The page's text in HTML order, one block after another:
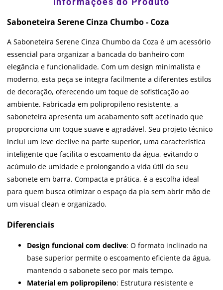
Saboneteira Serene Cinza Chumbo - Coza
A Saboneteira Serene Cinza Chumbo da Coza é um acessório
essencial para organizar a bancada do banheiro com
elegância e funcionalidade. Com um design minimalista e
moderno, esta peça se integra facilmente a diferentes estilos
de decoração, oferecendo um toque de sofisticação ao
ambiente. Fabricada em polipropileno resistente, a
saboneteira apresenta um acabamento soft acetinado que
proporciona um toque suave e agradável. Seu projeto técnico
inclui um leve declive na parte superior, uma característica
inteligente que facilita o escoamento da água, evitando o
acúmulo de umidade e prolongando a vida útil do seu
sabonete em barra. Compacta e prática, é a escolha ideal
para quem busca otimizar o espaço da pia sem abrir mão de
um visual clean e organizado.
Diferenciais
Design funcional com declive: O formato inclinado na
base superior permite o escoamento eficiente da água,
mantendo o sabonete seco por mais tempo.
Material em polipropileno: Estrutura resistente e